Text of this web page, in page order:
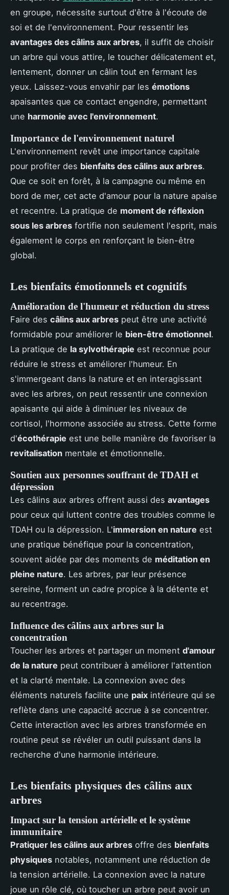
en groupe, nécessite surtout d'être à l'écoute de
soi et de l'environnement. Pour ressentir les
avantages des câlins aux arbres, il suffit de choisir
un arbre qui vous attire, le toucher délicatement et,
lentement, donner un câlin tout en fermant les
yeux. Laissez-vous envahir par les émotions
apaisantes que ce contact engendre, permettant
une harmonie avec l'environnement.
Importance de l'environnement naturel
L'environnement revêt une importance capitale
pour profiter des bienfaits des câlins aux arbres.
Que ce soit en forêt, à la campagne ou même en
bord de mer, cet acte d'amour pour la nature apaise
et recentre. La pratique de moment de réflexion
sous les arbres fortifie non seulement l'esprit, mais
également le corps en renforçant le bien-être
global.
Les bienfaits émotionnels et cognitifs
Amélioration de l'humeur et réduction du stress
Faire des câlins aux arbres peut être une activité
formidable pour améliorer le bien-être émotionnel.
La pratique de la sylvothérapie est reconnue pour
réduire le stress et améliorer l'humeur. En
s'immergeant dans la nature et en interagissant
avec les arbres, on peut ressentir une connexion
apaisante qui aide à diminuer les niveaux de
cortisol, l'hormone associée au stress. Cette forme
d'écothérapie est une belle manière de favoriser la
revitalisation mentale et émotionnelle.
Soutien aux personnes souffrant de TDAH et
dépression
Les câlins aux arbres offrent aussi des avantages
pour ceux qui luttent contre des troubles comme le
TDAH ou la dépression. L'immersion en nature est
une pratique bénéfique pour la concentration,
souvent aidée par des moments de méditation en
pleine nature. Les arbres, par leur présence
sereine, forment un cadre propice à la détente et
au recentrage.
Influence des câlins aux arbres sur la
concentration
Toucher les arbres et partager un moment d'amour
de la nature peut contribuer à améliorer l'attention
et la clarté mentale. La connexion avec des
éléments naturels facilite une paix intérieure qui se
reflète dans une capacité accrue à se concentrer.
Cette interaction avec les arbres transformée en
routine peut se révéler un outil puissant dans la
recherche d'une harmonie intérieure.
Les bienfaits physiques des câlins aux
arbres
Impact sur la tension artérielle et le système
immunitaire
Pratiquer les câlins aux arbres offre des bienfaits
physiques notables, notamment une réduction de
la tension artérielle. La connexion avec la nature
joue un rôle clé, où toucher un arbre peut avoir un